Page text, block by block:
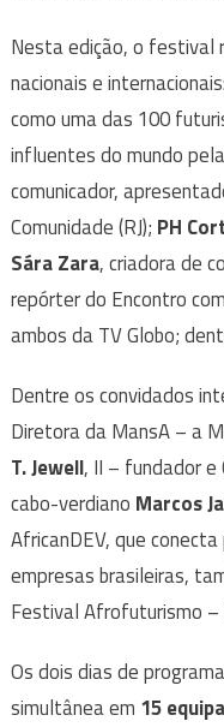
Nesta edição, o festival
nacionais e internacionais:
como uma das 100
influentes do mundo
comunicador,
Comunidade (RJ); PH
Sára Zara, criadora de
repórter do Encontro
ambos da TV Globo;
Dentre os convidados
Diretora da MansA – a
T. Jewell, II – fundador e
cabo-verdiano Marcos
AfricanDEV, que
empresas brasileiras,
Festival Afrofuturismo –
Os dois dias de
simultânea em 15